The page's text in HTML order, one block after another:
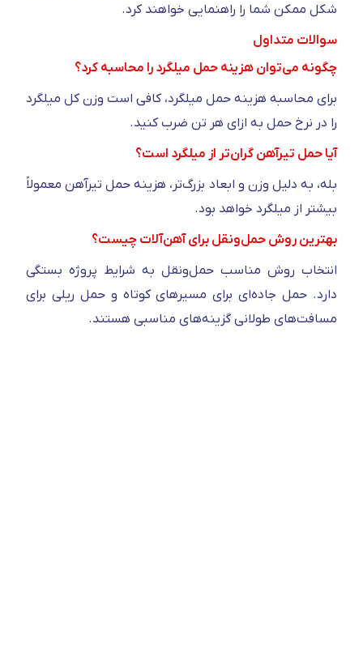
شکل ممکن شما را راهنمایی خواهند کرد.
سوالات متداول
چگونه می‌توان هزینه حمل میلگرد را محاسبه کرد؟
برای محاسبه هزینه حمل میلگرد، کافی است وزن کل میلگرد
را در نرخ حمل به ازای هر تن ضرب کنید.
آیا حمل تیرآهن گران‌تر از میلگرد است؟
بله، به دلیل وزن و ابعاد بزرگ‌تر، هزینه حمل تیرآهن معمولاً
بیشتر از میلگرد خواهد بود.
بهترین روش حمل‌ونقل برای آهن‌آلات چیست؟
انتخاب روش مناسب حمل‌ونقل به شرایط پروژه بستگی
دارد. حمل جاده‌ای برای مسیر‌های کوتاه و حمل ریلی برای
مسافت‌های طولانی گزینه‌های مناسبی هستند.